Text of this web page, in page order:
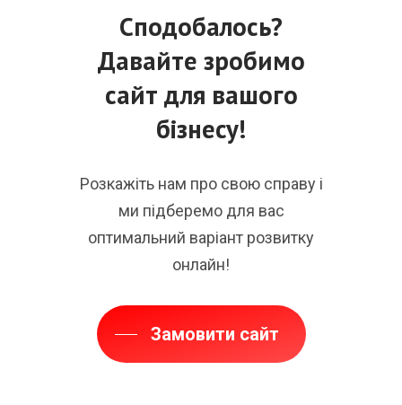
Сподобалось?
Давайте зробимо
сайт для вашого
бізнесу!
Розкажіть нам про свою справу і
ми підберемо для вас
оптимальний варіант розвитку
онлайн!
Замовити сайт